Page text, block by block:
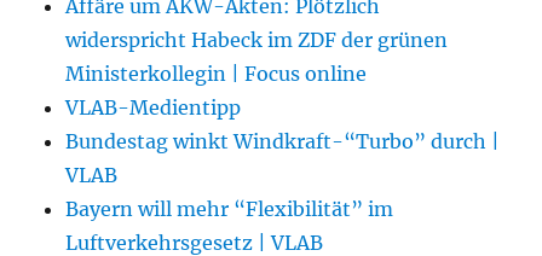
Affäre um AKW-Akten: Plötzlich
widerspricht Habeck im ZDF der grünen
Ministerkollegin | Focus online
VLAB-Medientipp
Bundestag winkt Windkraft-“Turbo” durch |
VLAB
Bayern will mehr “Flexibilität” im
Luftverkehrsgesetz | VLAB